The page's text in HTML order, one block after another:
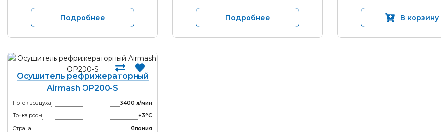
Подробнее Подробнее В корзину
Осушитель рефрижераторный
Airmash OP200-S
Поток воздуха
3400 л/мин
Точка росы
+3°С
Страна
Япония